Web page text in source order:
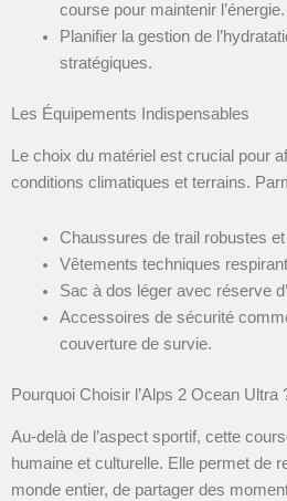
course pour maintenir l’énergie.
Planifier la gestion de
stratégiques.
Les Équipements Indispensables
Le choix du matériel est crucial pour
conditions climatiques et terrains.
Chaussures de trail robustes
Vêtements techniques
Sac à dos léger avec réserve
Accessoires de sécurité
couverture de survie.
Pourquoi Choisir l’Alps 2 Ocean Ultra
Au-delà de l’aspect sportif, cette
humaine et culturelle. Elle permet de
monde entier, de partager des